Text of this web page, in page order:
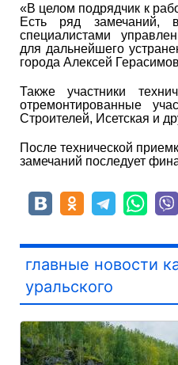
«В целом подрядчик к
Есть ряд замечаний,
специалистами
для дальнейшего
города Алексей
Также участники
отремонтированные
Строителей, Исетская и
После технической
замечаний последует
главные новости
уральского